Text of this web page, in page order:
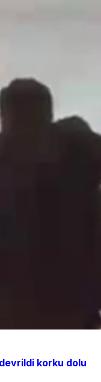
korku dolu